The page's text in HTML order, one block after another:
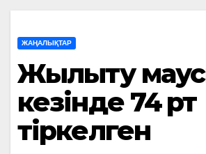
ЖАҢАЛЫҚТАР
Жылыту
кезінде 74 өрт
тіркелген